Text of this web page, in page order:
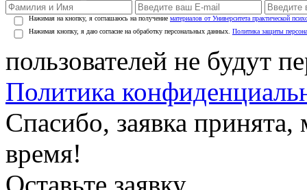
Нажимая на кнопку, я соглашаюсь на получение материалов от Университета практической
Нажимая кнопку, я даю согласие на обработку персональных данных. Политика защиты
пользователей не будут
Политика
Спасибо, заявка
время!